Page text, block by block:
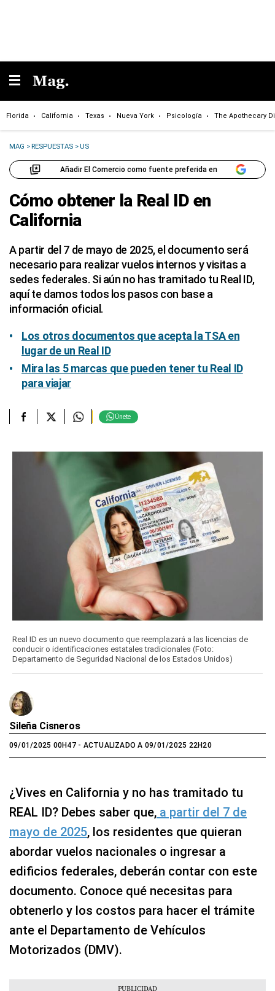
Florida California Texas Nueva York Psicología The Apothecary
MAG >RESPUESTAS >US
Añadir El Comercio como fuente preferida en
Cómo obtener la Real ID en
California
A partir del 7 de mayo de 2025, el documento será
necesario para realizar vuelos internos y visitas a
sedes federales. Si aún no has tramitado tu Real ID,
aquí te damos todos los pasos con base a
información oficial.
Los otros documentos que acepta la TSA en
lugar de un Real ID
Mira las 5 marcas que pueden tener tu Real ID
para viajar
Únete
Real ID es un nuevo documento que reemplazará a las licencias de
conducir o identificaciones estatales tradicionales (Foto:
Departamento de Seguridad Nacional de los Estados Unidos)
Sileña Cisneros
09/01/2025 00H47- ACTUALIZADO A 09/01/2025 22H20
¿Vives en California y no has tramitado tu
REAL ID? Debes saber que, a partir del 7 de
mayo de 2025, los residentes que quieran
abordar vuelos nacionales o ingresar a
edificios federales, deberán contar con este
documento. Conoce qué necesitas para
obtenerlo y los costos para hacer el trámite
ante el Departamento de Vehículos
Motorizados (DMV).